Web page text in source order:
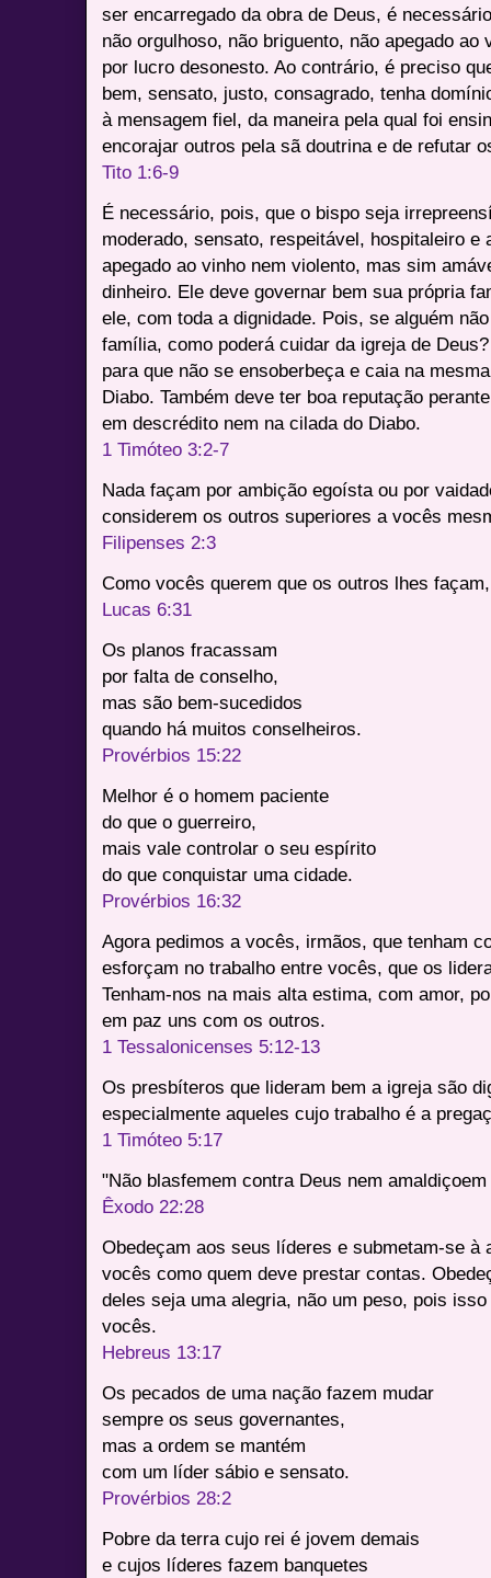
ser encarregado da obra de Deus, é
não orgulhoso, não briguento, não apegado
por lucro desonesto. Ao contrário, é preciso
bem, sensato, justo, consagrado, tenha
à mensagem fiel, da maneira pela qual foi
encorajar outros pela sã doutrina e de refutar
Tito 1:6-9
É necessário, pois, que o bispo seja
moderado, sensato, respeitável, hospitaleiro e
apegado ao vinho nem violento, mas sim
dinheiro. Ele deve governar bem sua própria
ele, com toda a dignidade. Pois, se alguém
família, como poderá cuidar da igreja de
para que não se ensoberbeça e caia na
Diabo. Também deve ter boa reputação
em descrédito nem na cilada do Diabo.
1 Timóteo 3:2-7
Nada façam por ambição egoísta ou por
considerem os outros superiores a vocês
Filipenses 2:3
Como vocês querem que os outros lhes
Lucas 6:31
Os planos fracassam
por falta de conselho,
mas são bem-sucedidos
quando há muitos conselheiros.
Provérbios 15:22
Melhor é o homem paciente
do que o guerreiro,
mais vale controlar o seu espírito
do que conquistar uma cidade.
Provérbios 16:32
Agora pedimos a vocês, irmãos, que tenham
esforçam no trabalho entre vocês, que os
Tenham-nos na mais alta estima, com amor,
em paz uns com os outros.
1 Tessalonicenses 5:12-13
Os presbíteros que lideram bem a igreja são
especialmente aqueles cujo trabalho é a
1 Timóteo 5:17
"Não blasfemem contra Deus nem
Êxodo 22:28
Obedeçam aos seus líderes e submetam-se à
vocês como quem deve prestar contas.
deles seja uma alegria, não um peso, pois
vocês.
Hebreus 13:17
Os pecados de uma nação fazem mudar
sempre os seus governantes,
mas a ordem se mantém
com um líder sábio e sensato.
Provérbios 28:2
Pobre da terra cujo rei é jovem demais
e cujos líderes fazem banquetes